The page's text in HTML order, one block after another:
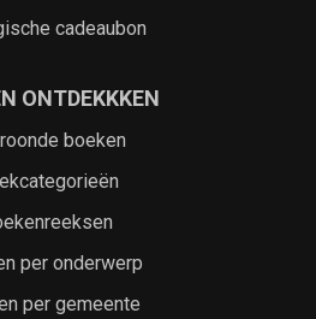
cadeaubon
ONTDEKKKEN
boeken
per onderwerp
per gemeente